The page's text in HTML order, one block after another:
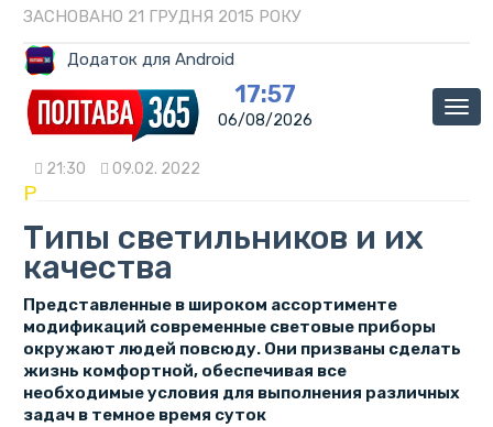
ЗАСНОВАНО 21 ГРУДНЯ 2015 РОКУ
Додаток для Android
17:57
06/08/2026
21:30 09.02. 2022
P
Типы светильников и их
качества
Представленные в широком ассортименте
модификаций современные световые приборы
окружают людей повсюду. Они призваны сделать
жизнь комфортной, обеспечивая все
необходимые условия для выполнения различных
задач в темное время суток